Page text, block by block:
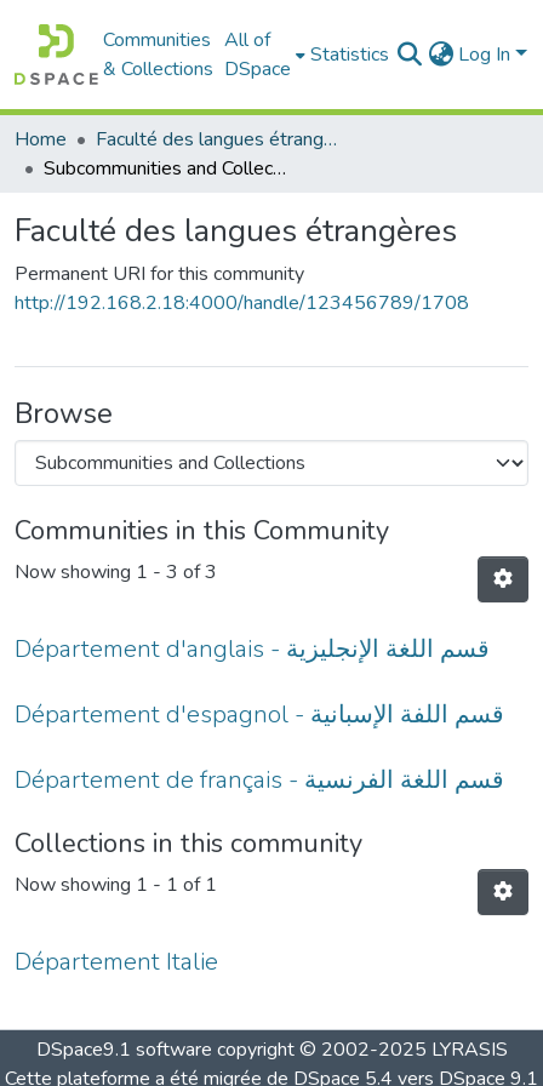
Communities
& Collections
All of
DSpace
Statistics Log In
Home
Faculté des langues étrangères
Subcommunities and Collections
Faculté des langues étrangères
Permanent URI for this community
http://192.168.2.18:4000/handle/123456789/1708
Browse
Communities in this Community
Now showing 1 - 3 of 3
Département d'anglais - قسم اللغة الإنجليزية
Département d'espagnol - قسم اللفة الإسبانية
Département de français - قسم اللغة الفرنسية
Collections in this community
Now showing 1 - 1 of 1
Département Italie
DSpace9.1 software copyright © 2002-2025 LYRASIS
Cette plateforme a été migrée de DSpace 5.4 vers DSpace 9.1